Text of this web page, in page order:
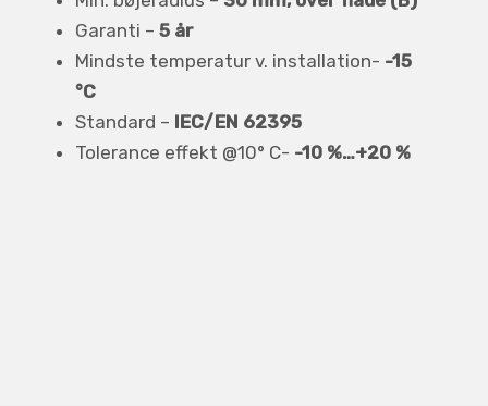
Garanti – 5 år
Mindste temperatur v. installation- -15
°C
Standard – IEC/EN 62395
Tolerance effekt @10° C- -10 %…+20 %